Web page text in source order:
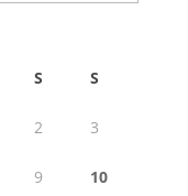
S S
2 3
9 10